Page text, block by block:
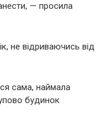
— просила
не відриваючись від
сама, наймала
будинок